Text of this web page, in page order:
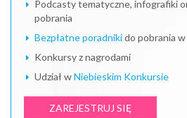
Podcasty tematyczne, infografiki
pobrania
Bezpłatne poradnikido pobrania w
Konkursy z nagrodami
Udział wNiebieskim Konkursie
ZAREJESTRUJ SIĘ